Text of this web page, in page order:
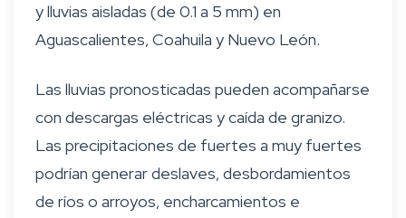
y lluvias aisladas (de 0.1 a 5 mm) en
Aguascalientes, Coahuila y Nuevo León.
Las lluvias pronosticadas pueden acompañarse
con descargas eléctricas y caída de granizo.
Las precipitaciones de fuertes a muy fuertes
podrían generar deslaves, desbordamientos
de ríos o arroyos, encharcamientos e